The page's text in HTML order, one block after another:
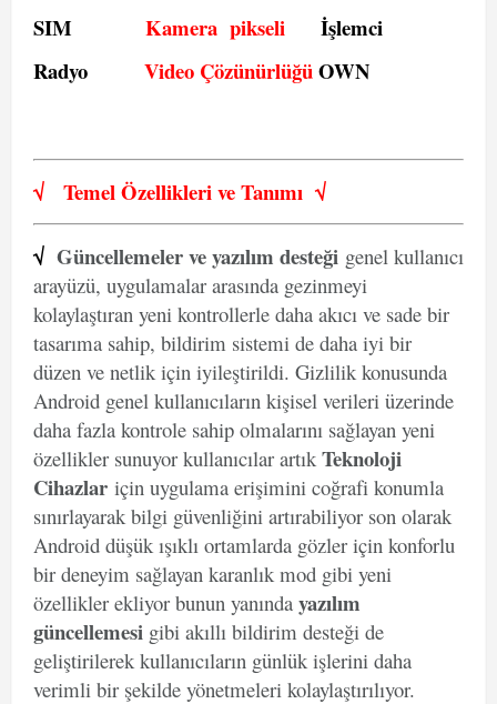
SIM Kamera pikseli
İşlemci
Radyo
Video ÇözünürlüğüOWN
√ Temel Özellikleri veTanımı √
√ Güncellemeler ve yazılım desteği genel kullanıcı
arayüzü, uygulamalar arasında gezinmeyi
kolaylaştıran yeni kontrollerle daha akıcı ve sade bir
tasarıma sahip, bildirim sistemi de daha iyi bir
düzen ve netlik için iyileştirildi. Gizlilik konusunda
Android genel kullanıcıların kişisel verileri üzerinde
daha fazla kontrole sahip olmalarını sağlayan yeni
özellikler sunuyor kullanıcılar artıkTeknoloji
Cihazlar için uygulama erişimini coğrafi konumla
sınırlayarak bilgi güvenliğini artırabiliyor son olarak
Android düşük ışıklı ortamlarda gözler için konforlu
bir deneyim sağlayan karanlık mod gibi yeni
özellikler ekliyor bunun yanında yazılım
güncellemesi gibi akıllı bildirim desteği de
geliştirilerek kullanıcıların günlük işlerini daha
verimli bir şekilde yönetmeleri kolaylaştırılıyor.